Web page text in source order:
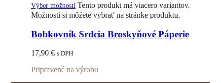
Výber možností Tento produkt má viacero variantov.
Možnosti si môžete vybrať na stránke produktu.
Bobkovník Srdcia Broskyňové Páperie
17,90 € s DPH
Pripravené na výrobu